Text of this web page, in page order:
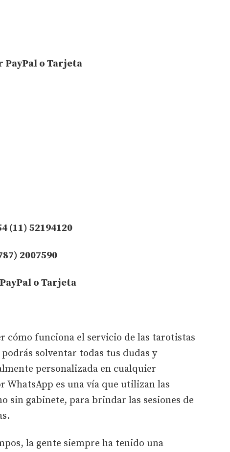
PayPal o Tarjeta
(11) 52194120
2007590
o Tarjeta
cómo funciona el servicio de las tarotistas
solventar todas tus dudas y
personalizada en cualquier
es una vía que utilizan las
sin gabinete, para brindar las sesiones de
la gente siempre ha tenido una